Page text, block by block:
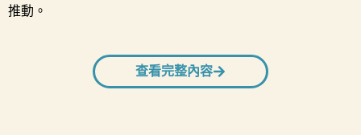
推動。
查看完整內容